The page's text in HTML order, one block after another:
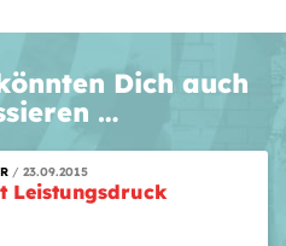
Dich auch
…
23.09.2015
Leistungsdruck